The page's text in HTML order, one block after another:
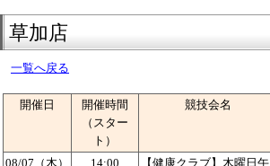
草加店
一覧へ戻る
開催日
開催時間
（スター
ト）
競技会名
08/07（木） 14:00
【健康クラブ】木曜日午